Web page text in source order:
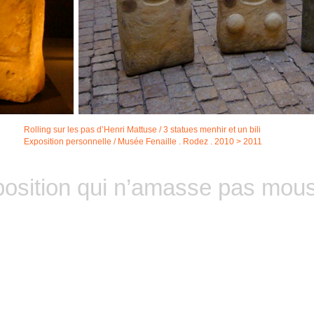
Rolling sur les pas d’Henri Mattuse / 3 statues menhir et un bili
Exposition personnelle / Musée Fenaille . Rodez . 2010 > 2011
qui n’amasse pas